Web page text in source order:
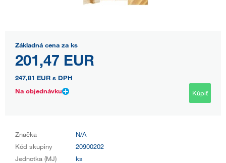
Základná cena za ks
201,47 EUR
247,81 EUR s DPH
Na objednávku
Kúpiť
Značka
N/A
Kód skupiny
20900202
Jednotka (MJ)
ks